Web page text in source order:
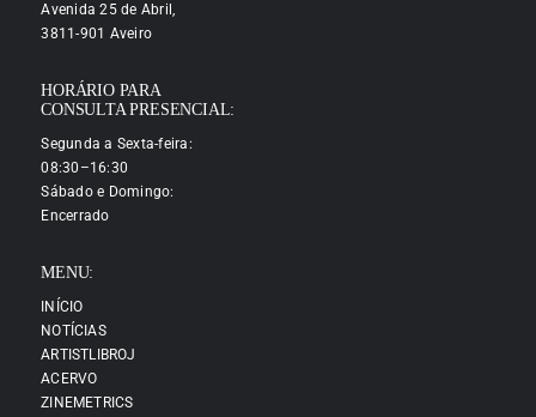
Avenida 25 de Abril,
3811-901 Aveiro
HORÁRIO PARA
CONSULTA PRESENCIAL:
Segunda a Sexta-feira:
08:30–16:30
Sábado e Domingo:
Encerrado
MENU:
INÍCIO
NOTÍCIAS
ARTISTLIBROJ
ACERVO
ZINEMETRICS